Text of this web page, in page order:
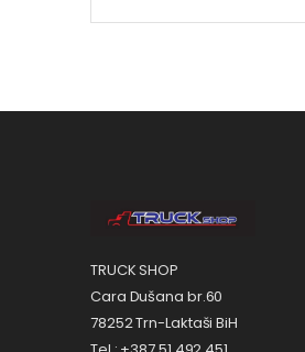
TRUCK SHOP
Cara Dušana br.60
78252 Trn-Laktaši BiH